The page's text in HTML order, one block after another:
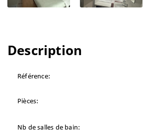
Description
Référence:
Pièces:
Nb de salles de bain: